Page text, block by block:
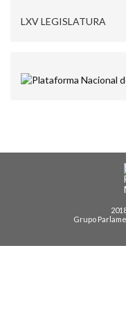
LXV LEGISLATURA
Grupo